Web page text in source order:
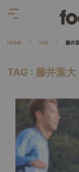
HOME TAG 藤井
TAG : 藤井葉大